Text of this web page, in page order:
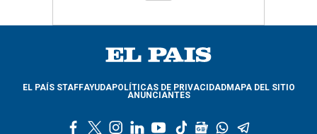
EL PAÍS STAFFAYUDAPOLÍTICAS DE PRIVACIDADMAPA DEL SITIO
ANUNCIANTES
l
y
t
g
w